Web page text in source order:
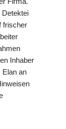
Detektei
frischer
Inhaber
Elan an